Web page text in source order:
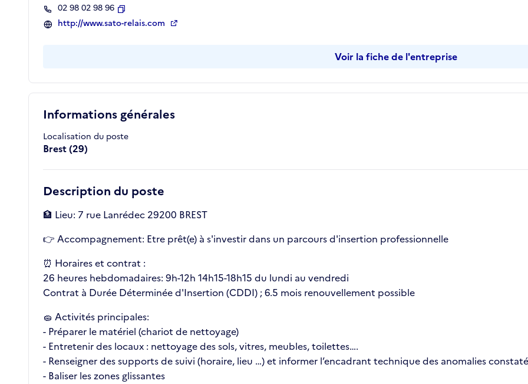
Informations générales
Localisation du poste
Brest (29)
Description du poste
🏦 Lieu: 7 rue Lanrédec 29200 BREST
👉 Accompagnement: Etre prêt(e) à s'investir dans un parcours d'insertion professionnelle
⏰ Horaires et contrat :
26 heures hebdomadaires: 9h-12h 14h15-18h15 du lundi au vendredi
Contrat à Durée Déterminée d'Insertion (CDDI) ; 6.5 mois renouvellement possible
🧽 Activités principales:
- Préparer le matériel (chariot de nettoyage)
- Entretenir des locaux : nettoyage des sols, vitres, meubles, toilettes….
- Renseigner des supports de suivi (horaire, lieu …) et informer l’encadrant technique des anomalies
- Baliser les zones glissantes
02 98 02 98 96
Copier
http://www.sato-relais.com
Voir la fiche de l'entreprise